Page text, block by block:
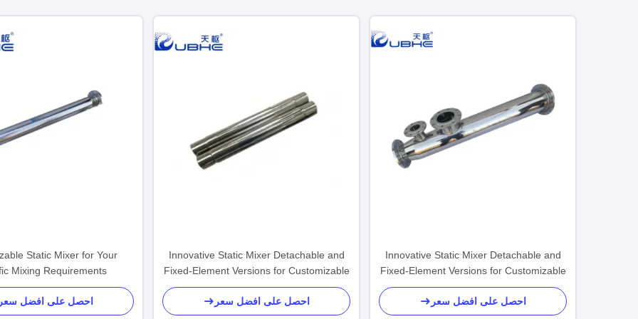
Innovative Static Mixer Detachable and
Fixed-Element Versions for Customizable
Surface Treatment
احصل على افضل سعر
Innovative Static Mixer Detachable and
Fixed-Element Versions for Customizable
Surface Treatment
احصل على افضل سعر
Static Mixer for Your
Mixing Requirements
احصل على افضل